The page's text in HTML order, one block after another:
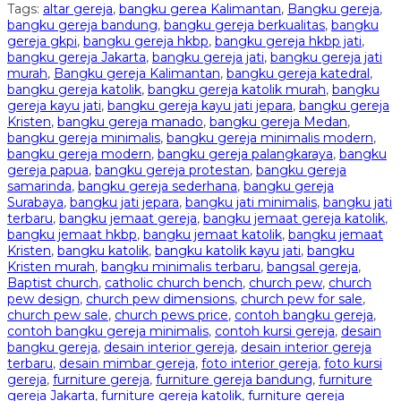
Tags: altar gereja, bangku gerea Kalimantan, Bangku gereja,
bangku gereja bandung, bangku gereja berkualitas, bangku
gereja gkpi, bangku gereja hkbp, bangku gereja hkbp jati,
bangku gereja Jakarta, bangku gereja jati, bangku gereja jati
murah, Bangku gereja Kalimantan, bangku gereja katedral ,
bangku gereja katolik, bangku gereja katolik murah, bangku
gereja kayu jati, bangku gereja kayu jati jepara, bangku gereja
Kristen, bangku gereja manado, bangku gereja Medan,
bangku gereja minimalis, bangku gereja minimalis modern,
bangku gereja modern, bangku gereja palangkaraya, bangku
gereja papua, bangku gereja protestan, bangku gereja
samarinda, bangku gereja sederhana, bangku gereja
Surabaya, bangku jati jepara, bangku jati minimalis, bangku jati
terbaru, bangku jemaat gereja, bangku jemaat gereja katolik,
bangku jemaat hkbp, bangku jemaat katolik, bangku jemaat
Kristen, bangku katolik, bangku katolik kayu jati, bangku
Kristen murah, bangku minimalis terbaru, bangsal gereja,
Baptist church, catholic church bench, church pew, church
pew design, church pew dimensions, church pew for sale,
church pew sale, church pews price, contoh bangku gereja,
contoh bangku gereja minimalis, contoh kursi gereja, desain
bangku gereja, desain interior gereja, desain interior gereja
terbaru, desain mimbar gereja, foto interior gereja, foto kursi
gereja, furniture gereja, furniture gereja bandung, furniture
gereja Jakarta, furniture gereja katolik, furniture gereja